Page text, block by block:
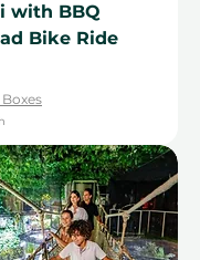
with BBQ
Bike Ride